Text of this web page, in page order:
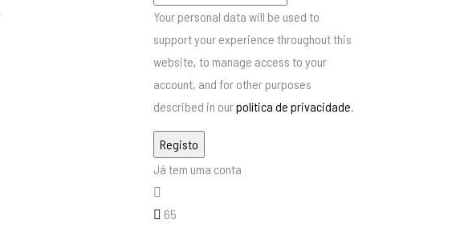
Your personal data will be used to
support your experience throughout this
website, to manage access to your
account, and for other purposes
described in ourpolítica de privacidade.
Já tem uma conta
65